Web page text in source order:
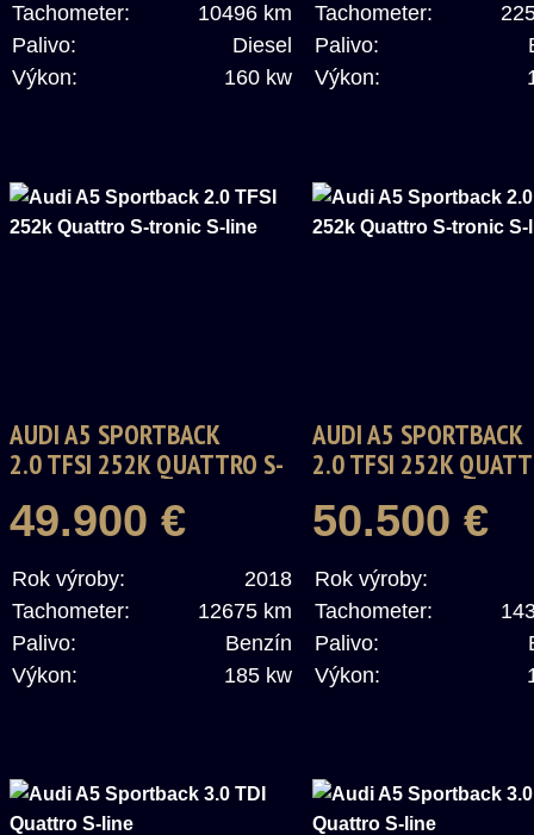
Tachometer:
10496 km
Palivo:
Diesel
Výkon:
160 kw
Tachometer:
Palivo:
Výkon:
AUDI A5 SPORTBACK
2.0 TFSI 252K QUATTRO S-
49.900 €
Rok výroby:
2018
Tachometer:
12675 km
Palivo:
Benzín
Výkon:
185 kw
AUDI A5 SPORTBACK
2.0 TFSI 252K
50.500 €
Rok výroby:
Tachometer:
Palivo:
Výkon: